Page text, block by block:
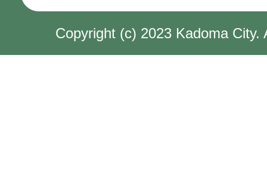
Copyright (c) 2023 Kadoma City.